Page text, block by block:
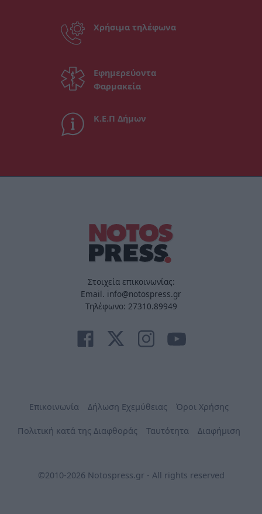
Χρήσιμα τηλέφωνα
Εφημερεύοντα
Φαρμακεία
Κ.Ε.Π Δήμων
Στοιχεία επικοινωνίας:
Email. info@notospress.gr
Τηλέφωνο: 27310.89949
Επικοινωνία Δήλωση Εχεμύθειας Όροι Χρήσης
Πολιτική κατά της Διαφθοράς Ταυτότητα Διαφήμιση
©2010-2026 Notospress.gr - All rights reserved